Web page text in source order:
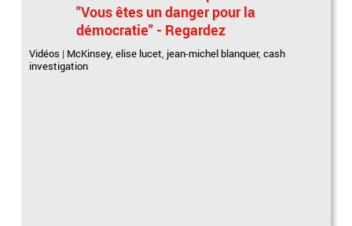
"Vous êtes un danger pour la
démocratie" - Regardez
Vidéos | McKinsey,elise lucet jean-michel blanquer,cash
investigation